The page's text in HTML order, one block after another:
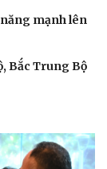
mạnh lên
Bắc Trung Bộ